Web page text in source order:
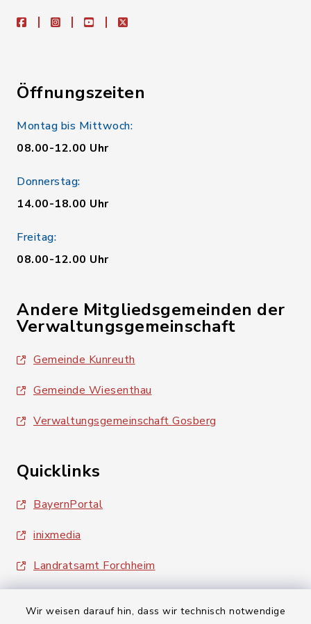
Wir weisen darauf hin, dass wir technisch notwendige
facebookinstagramyoutubeX
Öffnungszeiten
Montag bis Mittwoch:
08.00-12.00 Uhr
Donnerstag:
14.00-18.00 Uhr
Freitag:
08.00-12.00 Uhr
Andere Mitgliedsgemeinden der
Verwaltungsgemeinschaft
Gemeinde Kunreuth
Gemeinde Wiesenthau
Verwaltungsgemeinschaft Gosberg
Quicklinks
BayernPortal
inixmedia
Landratsamt Forchheim